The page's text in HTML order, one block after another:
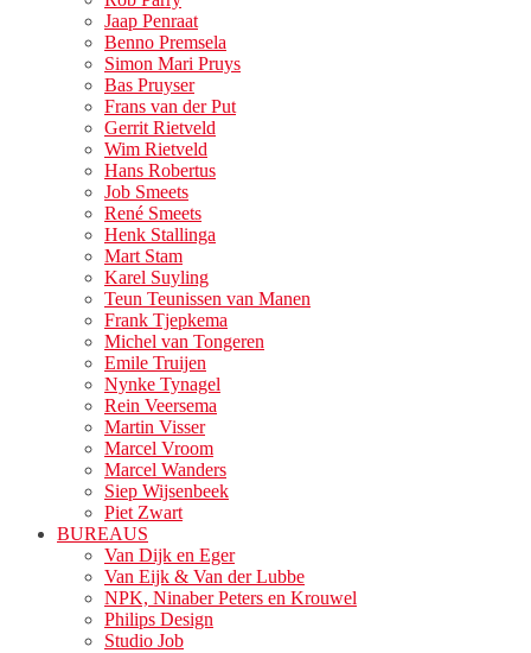
Jaap Penraat
Benno Premsela
Simon Mari Pruys
Bas Pruyser
Frans van der Put
Gerrit Rietveld
Wim Rietveld
Hans Robertus
Job Smeets
René Smeets
Henk Stallinga
Mart Stam
Karel Suyling
Teun Teunissen van Manen
Frank Tjepkema
Michel van Tongeren
Emile Truijen
Nynke Tynagel
Rein Veersema
Martin Visser
Marcel Vroom
Marcel Wanders
Siep Wijsenbeek
Piet Zwart
BUREAUS
Van Dijk en Eger
Van Eijk & Van der Lubbe
NPK, Ninaber Peters en Krouwel
Philips Design
Studio Job